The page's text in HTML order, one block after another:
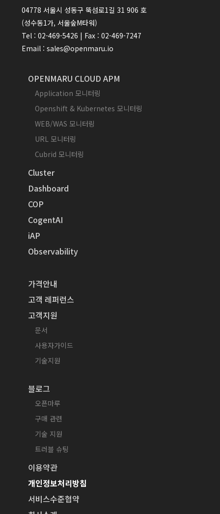
04778 서울시 성동구 뚝섬로1길 31 906 호
(성수동1가, 서울숲M타워)
Tel : 02-469-5426 | Fax : 02-469-7247
Email : sales@openmaru.io
OPENMARU CLOUD APM
Application 모니터링
Openshift & Kubernetes 모니터링
WEB/WAS 모니터링
URL 모니터링
Cubrid 모니터링
Cluster
Dashboard
COP
CogentAI
iAP
Observability
가격안내
고객 레퍼런스
고객지원
문서
사용자가이드
기술지원
블로그
오픈마루
구매 관련
기술 지원
트러블 슈팅
이용약관
개인정보처리방침
서비스수준협약